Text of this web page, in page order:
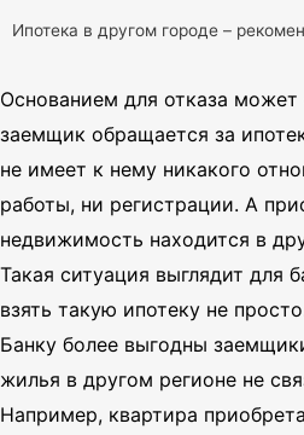
Ипотека в другом городе –
Основанием для отказа может
заемщик обращается за
не имеет к нему никакого
работы, ни регистрации. А
недвижимость находится в
Такая ситуация выглядит для
взять такую ипотеку не
Банку более выгодны
жилья в другом регионе не
Например, квартира